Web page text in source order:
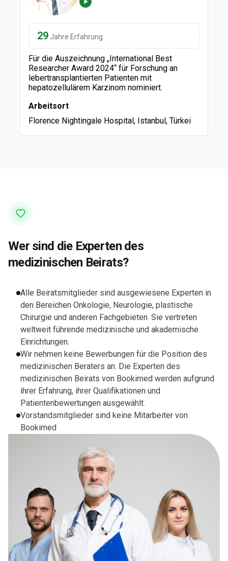
29 Jahre Erfahrung
Für die Auszeichnung „International Best
Researcher Award 2024“ für Forschung an
lebertransplantierten Patienten mit
hepatozellulärem Karzinom nominiert.
Arbeitsort
Florence Nightingale Hospital, Istanbul, Türkei
Wer sind die Experten des
medizinischen Beirats?
Alle Beiratsmitglieder sind ausgewiesene Experten in
den Bereichen Onkologie, Neurologie, plastische
Chirurgie und anderen Fachgebieten. Sie vertreten
weltweit führende medizinische und akademische
Einrichtungen.
Wir nehmen keine Bewerbungen für die Position des
medizinischen Beraters an. Die Experten des
medizinischen Beirats von Bookimed werden aufgrund
ihrer Erfahrung, ihrer Qualifikationen und
Patientenbewertungen ausgewählt.
Vorstandsmitglieder sind keine Mitarbeiter von
Bookimed